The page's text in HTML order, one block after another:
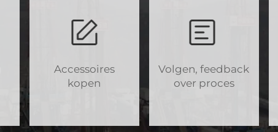
Accessoires
kopen
Volgen, feedback
over proces